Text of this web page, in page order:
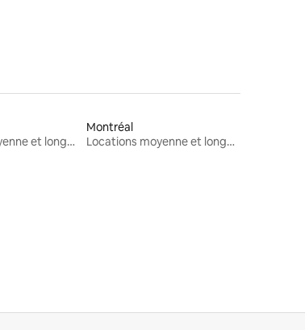
Locations moyenne et longue durée
Montréal
Locations moyenne et longue durée